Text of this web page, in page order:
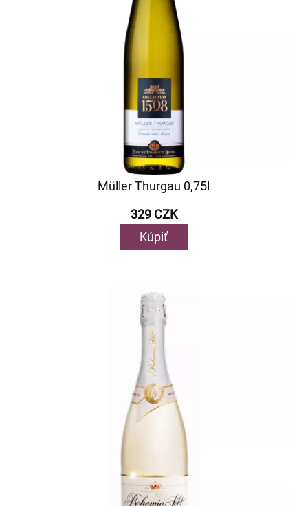
Müller Thurgau 0,75l
329 CZK
Kúpiť